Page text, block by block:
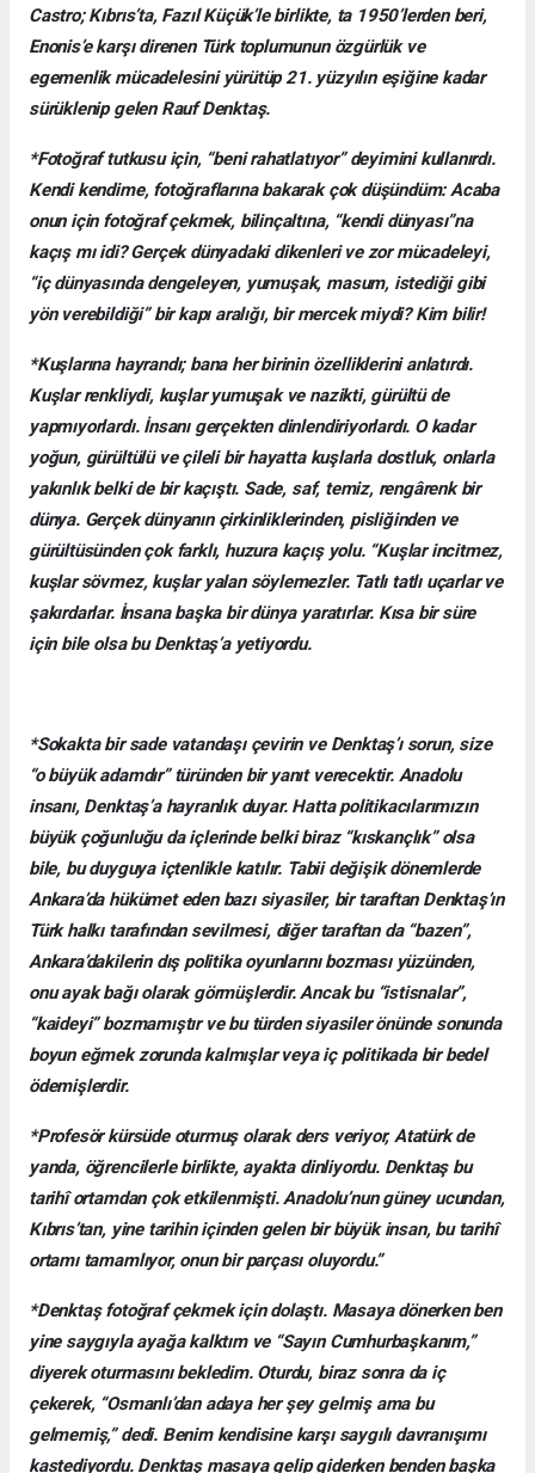
Castro; Kıbrıs’ta, Fazıl Küçük’le birlikte, ta 1950’lerden beri,
Enonis’e karşı direnen Türk toplumunun özgürlük ve
egemenlik mücadelesini yürütüp 21. yüzyılın eşiğine kadar
sürüklenip gelen Rauf Denktaş.
*Fotoğraf tutkusu için, “beni rahatlatıyor” deyimini kullanırdı.
Kendi kendime, fotoğraflarına bakarak çok düşündüm: Acaba
onun için fotoğraf çekmek, bilinçaltına, “kendi dünyası”na
kaçış mı idi? Gerçek dünyadaki dikenleri ve zor mücadeleyi,
“iç dünyasında dengeleyen, yumuşak, masum, istediği gibi
yön verebildiği” bir kapı aralığı, bir mercek miydi? Kim bilir!
*Kuşlarına hayrandı; bana her birinin özelliklerini anlatırdı.
Kuşlar renkliydi, kuşlar yumuşak ve nazikti, gürültü de
yapmıyorlardı. İnsanı gerçekten dinlendiriyorlardı. O kadar
yoğun, gürültülü ve çileli bir hayatta kuşlarla dostluk, onlarla
yakınlık belki de bir kaçıştı. Sade, saf, temiz, rengârenk bir
dünya. Gerçek dünyanın çirkinliklerinden, pisliğinden ve
gürültüsünden çok farklı, huzura kaçış yolu. “Kuşlar incitmez,
kuşlar sövmez, kuşlar yalan söylemezler. Tatlı tatlı uçarlar ve
şakırdarlar. İnsana başka bir dünya yaratırlar. Kısa bir süre
için bile olsa bu Denktaş’a yetiyordu.
*Sokakta bir sade vatandaşı çevirin ve Denktaş’ı sorun, size
“o büyük adamdır” türünden bir yanıt verecektir. Anadolu
insanı, Denktaş’a hayranlık duyar. Hatta politikacılarımızın
büyük çoğunluğu da içlerinde belki biraz “kıskançlık” olsa
bile, bu duyguya içtenlikle katılır. Tabii değişik dönemlerde
Ankara’da hükümet eden bazı siyasiler, bir taraftan Denktaş’ın
Türk halkı tarafından sevilmesi, diğer taraftan da “bazen”,
Ankara’dakilerin dış politika oyunlarını bozması yüzünden,
onu ayak bağı olarak görmüşlerdir. Ancak bu “istisnalar”,
“kaideyi” bozmamıştır ve bu türden siyasiler önünde sonunda
boyun eğmek zorunda kalmışlar veya iç politikada bir bedel
ödemişlerdir.
*Profesör kürsüde oturmuş olarak ders veriyor, Atatürk de
yanda, öğrencilerle birlikte, ayakta dinliyordu. Denktaş bu
tarihî ortamdan çok etkilenmişti. Anadolu’nun güney ucundan,
Kıbrıs’tan, yine tarihin içinden gelen bir büyük insan, bu tarihî
ortamı tamamlıyor, onun bir parçası oluyordu.”
*Denktaş fotoğraf çekmek için dolaştı. Masaya dönerken ben
yine saygıyla ayağa kalktım ve “Sayın Cumhurbaşkanım,”
diyerek oturmasını bekledim. Oturdu, biraz sonra da iç
çekerek, “Osmanlı’dan adaya her şey gelmiş ama bu
gelmemiş,” dedi. Benim kendisine karşı saygılı davranışımı
kastediyordu. Denktaş masaya gelip giderken benden başka